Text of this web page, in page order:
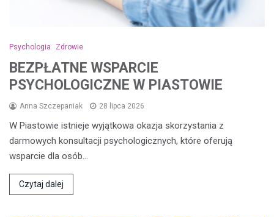
Psychologia Zdrowie
BEZPŁATNE WSPARCIE
PSYCHOLOGICZNE W PIASTOWIE
Anna Szczepaniak 28 lipca 2026
W Piastowie istnieje wyjątkowa okazja skorzystania z
darmowych konsultacji psychologicznych, które oferują
wsparcie dla osób…
Czytaj dalej